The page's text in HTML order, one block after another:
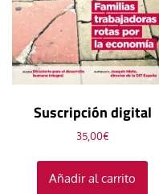
Suscripción digital
35,00€
Añadir al carrito